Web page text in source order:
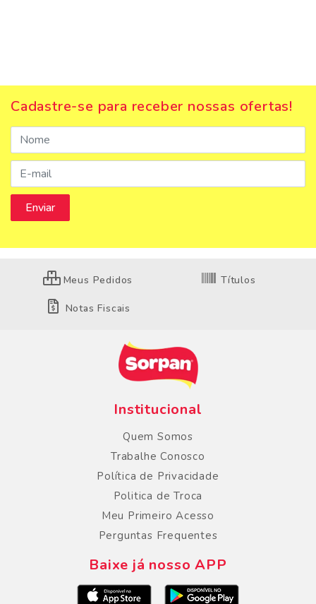
Cadastre-se para receber nossas ofertas!
Meus Pedidos Títulos
Notas Fiscais
Institucional
Quem Somos
Trabalhe Conosco
Política de Privacidade
Politica de Troca
Meu Primeiro Acesso
Perguntas Frequentes
Baixe já nosso APP